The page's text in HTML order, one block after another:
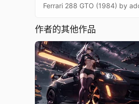
Ferrari 288 GTO (1984) by
作者的其他作品